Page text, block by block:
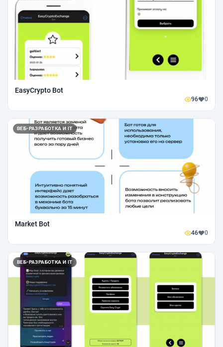
EasyCrypto Bot
96 0
ВЕБ-РАЗРАБОТКА И IT
Market Bot
46 0
ВЕБ-РАЗРАБОТКА И IT